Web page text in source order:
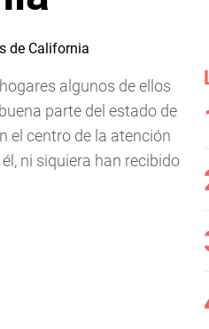
algunos de ellos
parte del estado de
el centro de la atención
ni siquiera han recibido